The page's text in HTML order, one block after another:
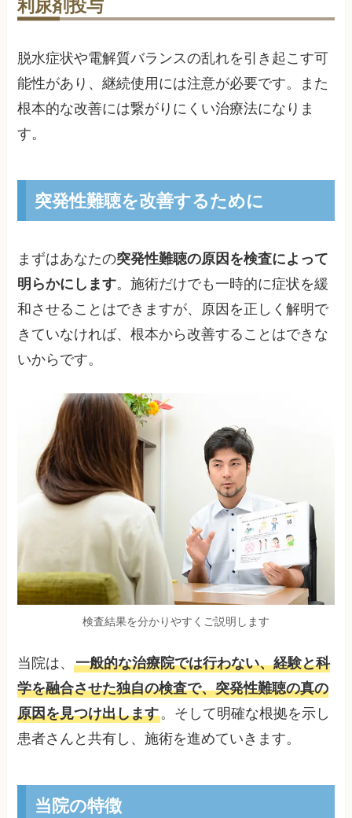
利尿剤投与
脱水症状や電解質バランスの乱れを引き起こす可
能性があり、継続使用には注意が必要です。また
根本的な改善には繋がりにくい治療法になりま
す。
突発性難聴を改善するために
まずはあなたの突発性難聴の原因を検査によって
明らかにします。施術だけでも一時的に症状を緩
和させることはできますが、原因を正しく解明で
きていなければ、根本から改善することはできな
いからです。
検査結果を分かりやすくご説明します
当院は、一般的な治療院では行わない、経験と科
学を融合させた独自の検査で、突発性難聴の真の
原因を見つけ出します。そして明確な根拠を示し
患者さんと共有し、施術を進めていきます。
当院の特徴